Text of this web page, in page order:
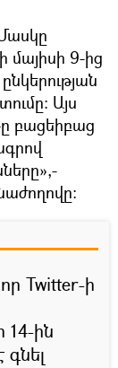
մայիսի 9-ից
Այս
բացեիբաց
Twitter-ի
ին